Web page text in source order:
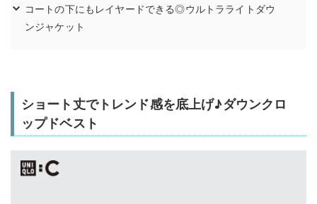
コートの下にもレイヤードできる◎ウルトラライトダウ
ンジャケット
ショート丈でトレンド感を底上げ♪ダウンクロ
ップドベスト